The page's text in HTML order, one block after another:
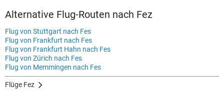
Alternative Flug-Routen nach Fez
Flug von Stuttgart nach Fes
Flug von Frankfurt nach Fes
Flug von Frankfurt Hahn nach Fes
Flug von Zürich nach Fes
Flug von Memmingen nach Fes
Flüge Fez